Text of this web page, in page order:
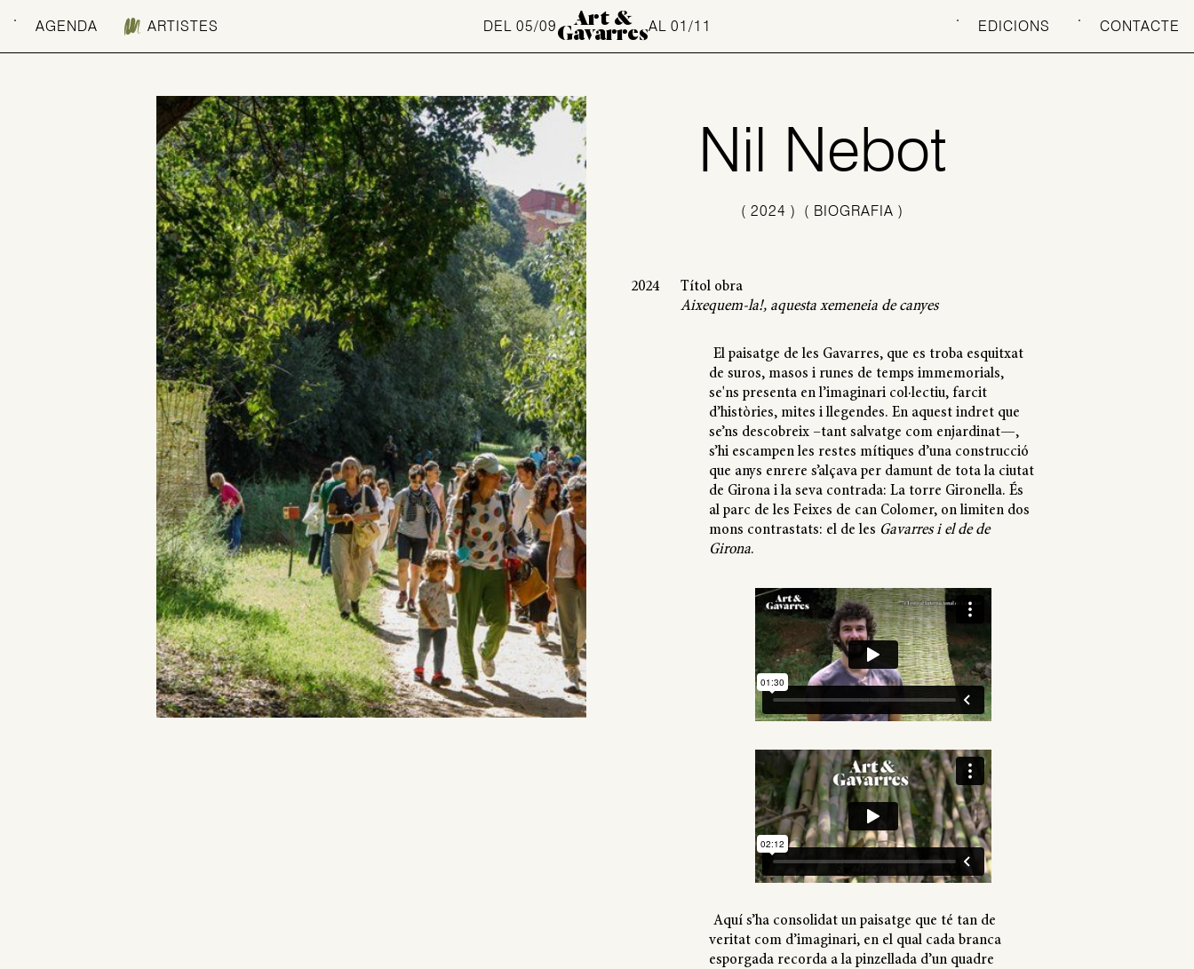
AGENDA ARTISTES DEL 05/09 Art &
GavarresAL 01/11 EDICIONS CONTACTE
Nil Nebot
(2024) ( BIOGRAFIA )
2024
Títol obra
Aixequem-la!, aquesta xemeneia de canyes
El paisatge de les Gavarres, que es troba esquitxat
de suros, masos i runes de temps immemorials,
se'ns presenta en l’imaginari col·lectiu, farcit
d’històries, mites i llegendes. En aquest indret que
se’ns descobreix –tant salvatge com enjardinat—,
s’hi escampen les restes mítiques d’una construcció
que anys enrere s’alçava per damunt de tota la ciutat
de Girona i la seva contrada: La torre Gironella. És
al parc de les Feixes de can Colomer, on limiten dos
mons contrastats: el de les Gavarres i el de de
Girona.
Aquí s’ha consolidat un paisatge que té tan de
veritat com d’imaginari, en el qual cada branca
esporgada recorda a la pinzellada d’un quadre